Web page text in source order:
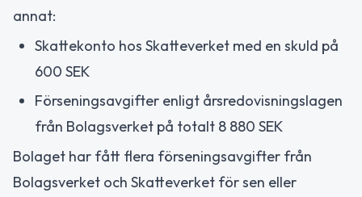
annat:
Skattekonto hos Skatteverket med en skuld på
600 SEK
Förseningsavgifter enligt årsredovisningslagen
från Bolagsverket på totalt 8 880 SEK
Bolaget har fått flera förseningsavgifter från
Bolagsverket och Skatteverket för sen eller